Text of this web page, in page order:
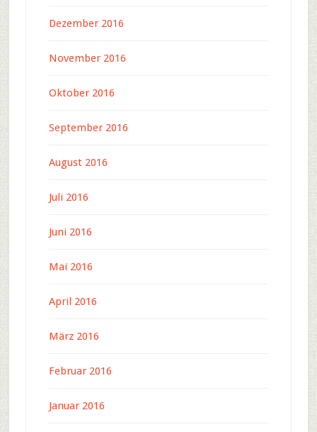
Dezember 2016
November 2016
Oktober 2016
September 2016
August 2016
Juli 2016
Juni 2016
Mai 2016
April 2016
März 2016
Februar 2016
Januar 2016